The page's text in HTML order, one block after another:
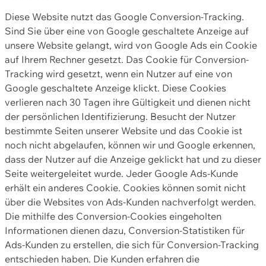
Diese Website nutzt das Google Conversion-Tracking.
Sind Sie über eine von Google geschaltete Anzeige auf
unsere Website gelangt, wird von Google Ads ein Cookie
auf Ihrem Rechner gesetzt. Das Cookie für Conversion-
Tracking wird gesetzt, wenn ein Nutzer auf eine von
Google geschaltete Anzeige klickt. Diese Cookies
verlieren nach 30 Tagen ihre Gültigkeit und dienen nicht
der persönlichen Identifizierung. Besucht der Nutzer
bestimmte Seiten unserer Website und das Cookie ist
noch nicht abgelaufen, können wir und Google erkennen,
dass der Nutzer auf die Anzeige geklickt hat und zu dieser
Seite weitergeleitet wurde. Jeder Google Ads-Kunde
erhält ein anderes Cookie. Cookies können somit nicht
über die Websites von Ads-Kunden nachverfolgt werden.
Die mithilfe des Conversion-Cookies eingeholten
Informationen dienen dazu, Conversion-Statistiken für
Ads-Kunden zu erstellen, die sich für Conversion-Tracking
entschieden haben. Die Kunden erfahren die